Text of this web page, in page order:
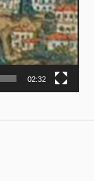
02:32